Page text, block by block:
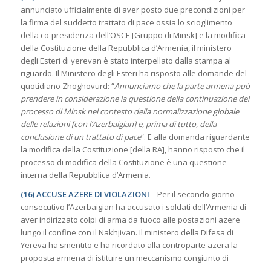
annunciato ufficialmente di aver posto due precondizioni per
la firma del suddetto trattato di pace ossia lo scioglimento
della co-presidenza dell’OSCE [Gruppo di Minsk] e la modifica
della Costituzione della Repubblica d’Armenia, il ministero
degli Esteri di yerevan è stato interpellato dalla stampa al
riguardo. Il Ministero degli Esteri ha risposto alle domande del
quotidiano Zhoghovurd: “Annunciamo che la parte armena può
prendere in considerazione la questione della continuazione del
processo di Minsk nel contesto della normalizzazione globale
delle relazioni [con l’Azerbaigian] e, prima di tutto, della
conclusione di un trattato di pace“. E alla domanda riguardante
la modifica della Costituzione [della RA], hanno risposto che il
processo di modifica della Costituzione è una questione
interna della Repubblica d’Armenia.
(16) ACCUSE AZERE DI VIOLAZIONI – Per il secondo giorno
consecutivo l’Azerbaigian ha accusato i soldati dell’Armenia di
aver indirizzato colpi di arma da fuoco alle postazioni azere
lungo il confine con il Nakhjivan. Il ministero della Difesa di
Yereva ha smentito e ha ricordato alla controparte azera la
proposta armena di istituire un meccanismo congiunto di